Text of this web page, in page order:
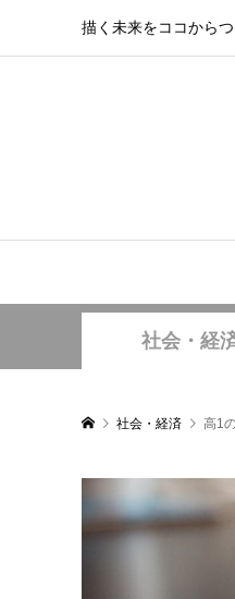
描く未来をココから
社会・経
社会・経済 高1